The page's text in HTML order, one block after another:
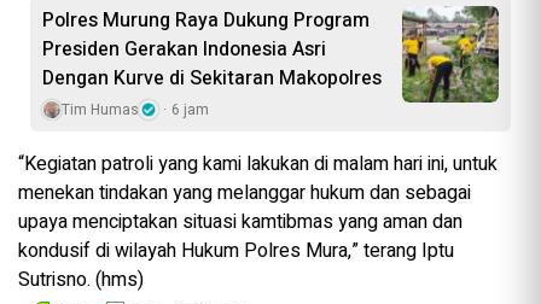
Polres Murung Raya Dukung Program
Presiden Gerakan Indonesia Asri
Dengan Kurve di Sekitaran Makopolres
Tim Humas 6 jam
“Kegiatan patroli yang kami lakukan di malam hari ini, untuk
menekan tindakan yang melanggar hukum dan sebagai
upaya menciptakan situasi kamtibmas yang aman dan
kondusif di wilayah Hukum Polres Mura,” terang Iptu
Sutrisno. (hms)